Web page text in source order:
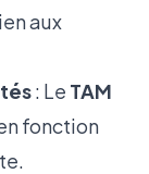
aux
: Le TAM
fonction